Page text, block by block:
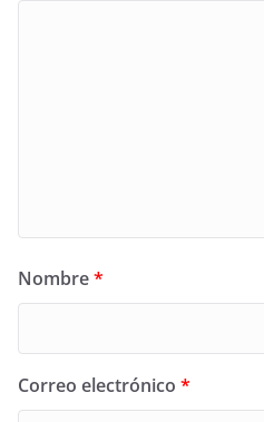
Nombre*
Correo electrónico *